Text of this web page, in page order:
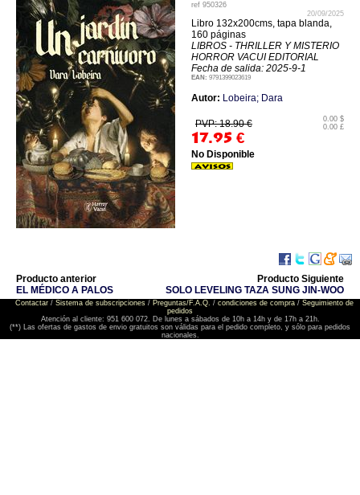
ref 950326
20/09/2025
Libro 132x200cms, tapa blanda,
160 páginas
LIBROS - THRILLER Y MISTERIO
HORROR VACUI EDITORIAL
Fecha de salida: 2025-9-1
EAN: 9791399023619
Autor: Lobeira; Dara
PVP: 18.90 €
17.95 €
0.00 $
0.00 £
No Disponible
Producto anterior
EL MÉDICO A PALOS
Producto Siguiente
SOLO LEVELING TAZA SUNG JIN-WOO
Contactar/ Sistema de subscripciones/ Preguntas/F.A.Q. / condiciones de compra/ Seguimiento de
pedidos
Atención al cliente: 951 600 072. De lunes a sábados de 10h a 14h y de 17h a 21h.
(**) Las ofertas de gastos de envio gratuitos son válidas para el pedido completo, y sólo para pedidos
nacionales.